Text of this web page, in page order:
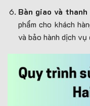
Bàn giao và
phẩm cho khách
và bảo hành dịch